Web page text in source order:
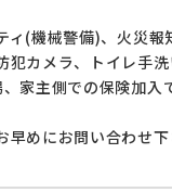
ィ(機械警備)、火災報
犯カメラ、トイレ手洗
家主側での保険加入
早めにお問い合わせ下